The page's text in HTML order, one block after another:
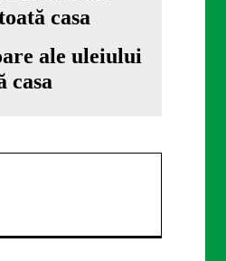
ale uleiului
casa